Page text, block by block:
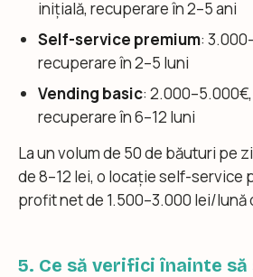
inițială, recuperare în 2–5 ani
Self-service premium:
recuperare în 2–5 luni
Vending basic:
recuperare în 6–12 luni
La un volum de 50 de băuturi pe
de 8–12 lei, o locație self-service
profit net de 1.500–3.000 lei/lună
5. Ce să verifici înainte să